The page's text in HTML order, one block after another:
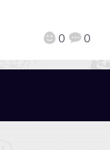
0 0